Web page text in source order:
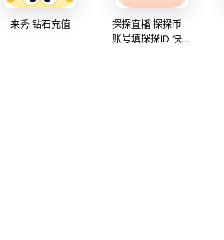
来秀 钻石充值
探探直播 探探币
账号填探探ID 快速